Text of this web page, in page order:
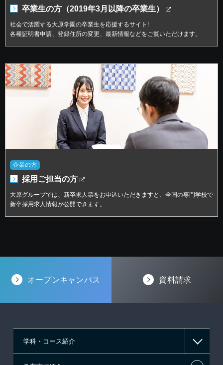
卒業生の方（2019年3月以降の卒業生）
社会で活躍する大原学園の卒業生を応援するサイト!
各種証明書申請、登録住所の変更、最新情報などをご覧いただけます。
企業の方
採用ご担当の方
大原グループでは、新卒求人票をお申込いただきますと、全国の専門学校で
新卒採用求人情報が公開できます。
オープンキャンパス 資料請求
学科・コース紹介